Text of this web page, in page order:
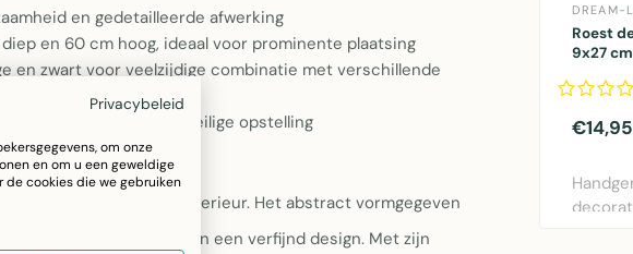
en gedetailleerde afwerking
en 60 cm hoog, ideaal voor prominente plaatsing
en zwart voor veelzijdige combinatie met verschillende
op een voet voor veilige opstelling
Black
elegantie in elk interieur. Het abstract vormgegeven
en zwartbruine tonen in een verfijnd design. Met zijn
DREAM-
Roest
9x27
€14,95
Privacybeleid
om onze
en om u een geweldige
cookies die we gebruiken